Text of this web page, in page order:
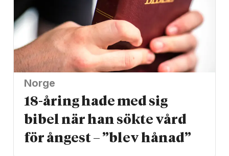
Norge
18-åring hade med sig
bibel när han sökte vård
för ångest – ”blev hånad”